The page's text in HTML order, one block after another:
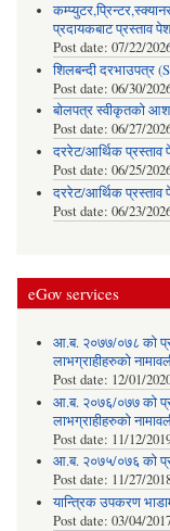
प्रदायकबाट प्रस्ताव
Post date: 07/22/
शिलबन्दी दरभाउपत्र
Post date: 06/30/
बोलपत्र स्वीकृतको
Post date: 06/27/
दररेट/आर्थिक प्रस्ताव
Post date: 06/25/
दररेट/आर्थिक प्रस्ताव
Post date: 06/23/
eGov services
आ.ब. २०७७/०७८ को
लाभग्राहीहरुको
Post date: 12/01/
आ.ब. २०७६/०७७ को
लाभग्राहीहरुको
Post date: 11/12/
आ.ब. २०७५/०७६ को
Post date: 11/27/
यान्त्रिक उपकरण
Post date: 03/04/